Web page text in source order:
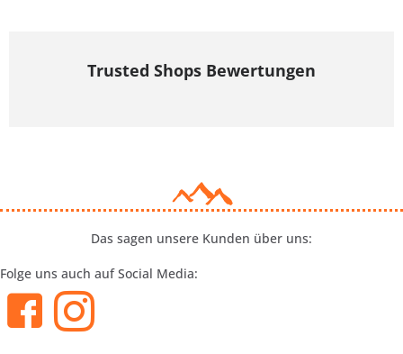
Trusted Shops Bewertungen
Das sagen unsere Kunden über uns:
Folge uns auch auf Social Media: